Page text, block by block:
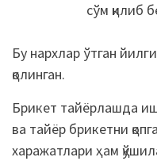
сўм қилиб
Бу нархлар ўтган
қолинган.
Брикет тайёрлашда
ва тайёр брикетни
харажатлари ҳам